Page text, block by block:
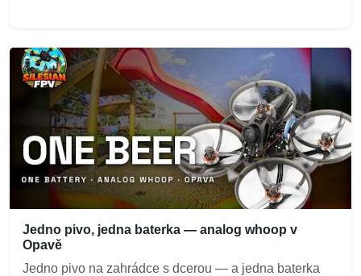
Jedno pivo, jedna baterka — analog whoop v
Opavě
Jedno pivo na zahrádce s dcerou — a jedna baterka